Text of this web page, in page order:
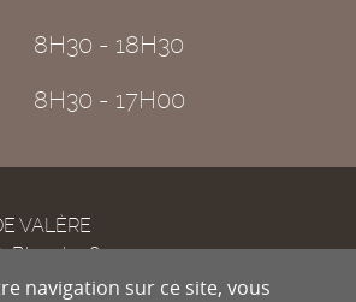
8H30 - 18H30
8H30 - 17H00
VALÈRE
Blanche 8
navigation sur ce site, vous